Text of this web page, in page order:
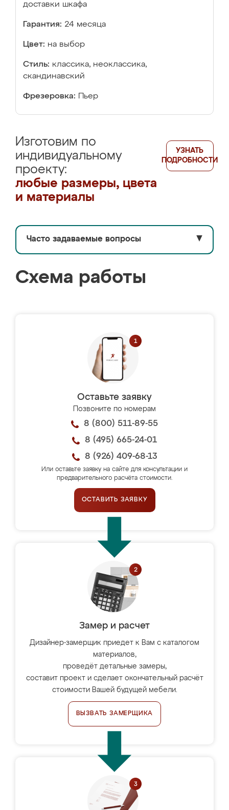
доставки шкафа
Гарантия: 24 месяца
Цвет: на выбор
Стиль: классика, неоклассика,
скандинавский
Фрезеровка: Пьер
Изготовим по
индивидуальному
проекту:
любые размеры, цвета
и материалы
УЗНАТЬ
ПОДРОБНОСТИ
Часто задаваемые вопросы ▼
Схема работы
Оставьте заявку
Позвоните по номерам
8 (800) 511-89-55
8 (495) 665-24-01
8 (926) 409-68-13
Или оставьте заявку на сайте для консультации и
предварительного расчёта стоимости.
ОСТАВИТЬ ЗАЯВКУ
Замер и расчет
Дизайнер-замерщик приедет к Вам с каталогом
материалов,
проведёт детальные замеры,
составит проект и сделает окончательный расчёт
стоимости Вашей будущей мебели.
ВЫЗВАТЬ ЗАМЕРЩИКА